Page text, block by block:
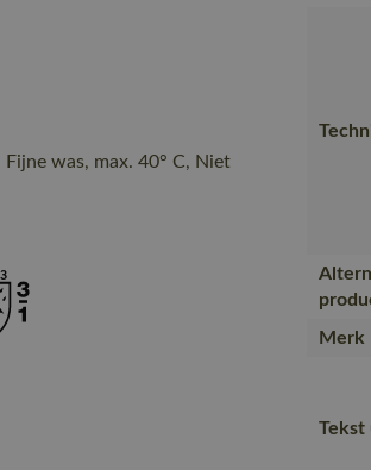
was, max. 40° C, Niet
Merk
Tekst